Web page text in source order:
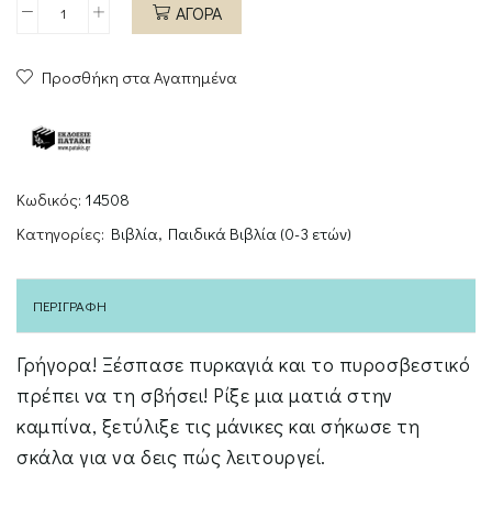
Μια
στο
ποσότητα
ΑΓΟΡΑ
Προσθήκη στα Αγαπημένα
Κωδικός: 14508
Κατηγορίες: Βιβλία, Παιδικά Βιβλία (0-3 ετών)
ΠΕΡΙΓΡΑΦΉ
Γρήγορα! Ξέσπασε πυρκαγιά και το πυροσβεστικό
πρέπει να τη σβήσει! Ρίξε μια ματιά στην
καμπίνα, ξετύλιξε τις μάνικες και σήκωσε τη
σκάλα για να δεις πώς λειτουργεί.